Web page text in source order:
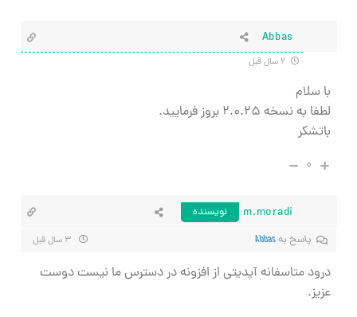
Abbas
با سلام
لطفا به نسخه ۲.۰.۲۵ بروز فرمایید.
باتشکر
۰
m.moradi
نویسنده
پاسخ بهAbbas
درود متاسفانه آپدیتی از افزونه در دسترس ما نیست دوست
عزیز.